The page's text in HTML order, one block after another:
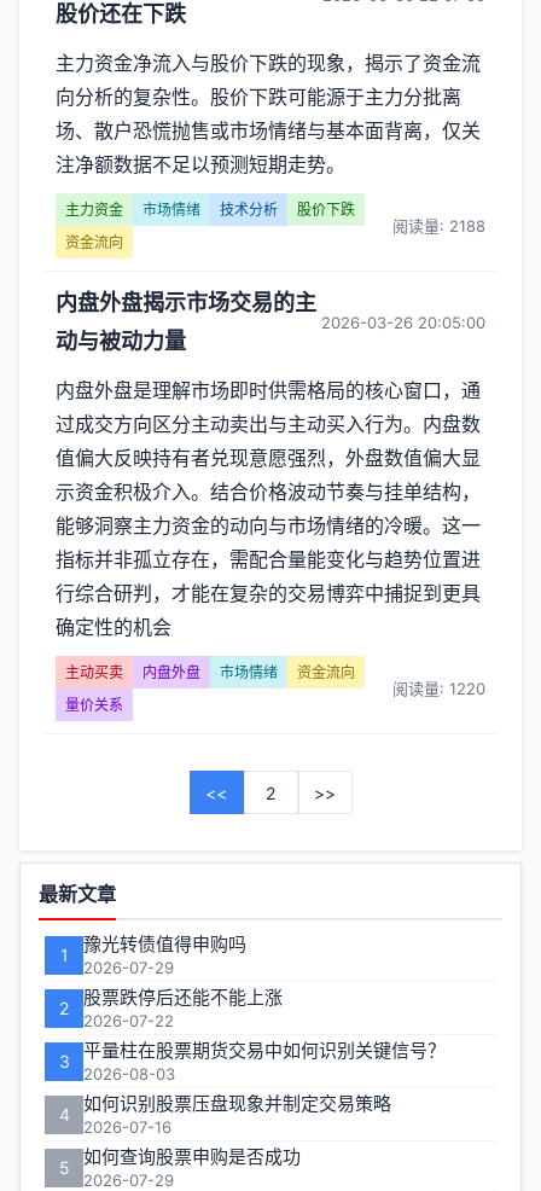
股价还在下跌
主力资金净流入与股价下跌的现象，揭示了资金流
向分析的复杂性。股价下跌可能源于主力分批离
场、散户恐慌抛售或市场情绪与基本面背离，仅关
注净额数据不足以预测短期走势。
主力资金 市场情绪 技术分析
股价下跌
资金流向
阅读量: 2188
内盘外盘揭示市场交易的主
动与被动力量
2026-03-26 20:05:00
内盘外盘是理解市场即时供需格局的核心窗口，通
过成交方向区分主动卖出与主动买入行为。内盘数
值偏大反映持有者兑现意愿强烈，外盘数值偏大显
示资金积极介入。结合价格波动节奏与挂单结构，
能够洞察主力资金的动向与市场情绪的冷暖。这一
指标并非孤立存在，需配合量能变化与趋势位置进
行综合研判，才能在复杂的交易博弈中捕捉到更具
确定性的机会
主动买卖 内盘外盘 市场情绪
资金流向
量价关系
阅读量: 1220
<< 2 >>
功
能
区
最新文章
1 豫光转债值得申购吗
2026-07-29
2 股票跌停后还能不能上涨
2026-07-22
3 平量柱在股票期货交易中如何识别关键信号？
2026-08-03
4 如何识别股票压盘现象并制定交易策略
2026-07-16
5 如何查询股票申购是否成功
2026-07-29